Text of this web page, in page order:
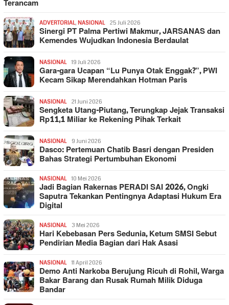
Terancam
ADVERTORIAL, NASIONAL 25 Juli 2026
Sinergi PT Palma Pertiwi Makmur, JARSANAS dan
Kemendes Wujudkan Indonesia Berdaulat
NASIONAL 19 Juli 2026
Gara-gara Ucapan “Lu Punya Otak Enggak?”, PWI
Kecam Sikap Merendahkan Hotman Paris
NASIONAL 21 Juni 2026
Sengketa Utang-Piutang, Terungkap Jejak Transaksi
Rp11,1 Miliar ke Rekening Pihak Terkait
NASIONAL 9 Juni 2026
Dasco: Pertemuan Chatib Basri dengan Presiden
Bahas Strategi Pertumbuhan Ekonomi
NASIONAL 10 Mei 2026
Jadi Bagian Rakernas PERADI SAI 2026, Ongki
Saputra Tekankan Pentingnya Adaptasi Hukum Era
Digital
NASIONAL 3 Mei 2026
Hari Kebebasan Pers Sedunia, Ketum SMSI Sebut
Pendirian Media Bagian dari Hak Asasi
NASIONAL 11 April 2026
Demo Anti Narkoba Berujung Ricuh di Rohil, Warga
Bakar Barang dan Rusak Rumah Milik Diduga
Bandar